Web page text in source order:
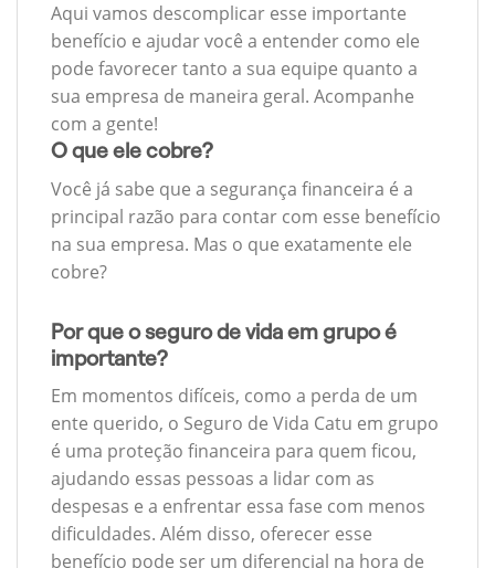
Aqui vamos descomplicar esse importante
benefício e ajudar você a entender como ele
pode favorecer tanto a sua equipe quanto a
sua empresa de maneira geral. Acompanhe
com a gente!
O que ele cobre?
Você já sabe que a segurança financeira é a
principal razão para contar com esse benefício
na sua empresa. Mas o que exatamente ele
cobre?
Por que o seguro de vida em grupo é
importante?
Em momentos difíceis, como a perda de um
ente querido, o Seguro de Vida Catu em grupo
é uma proteção financeira para quem ficou,
ajudando essas pessoas a lidar com as
despesas e a enfrentar essa fase com menos
dificuldades. Além disso, oferecer esse
benefício pode ser um diferencial na hora de